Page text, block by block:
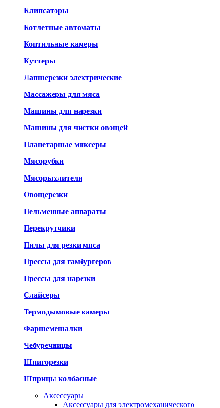
Клипсаторы
Котлетные автоматы
Коптильные камеры
Куттеры
Лапшерезки электрические
Массажеры для мяса
Машины для нарезки
Машины для чистки овощей
Планетарные миксеры
Мясорубки
Мясорыхлители
Овощерезки
Пельменные аппараты
Перекрутчики
Пилы для резки мяса
Прессы для гамбургеров
Прессы для нарезки
Слайсеры
Термодымовые камеры
Фаршемешалки
Чебуречницы
Шпигорезки
Шприцы колбасные
Аксессуары
Аксессуары для электромеханического